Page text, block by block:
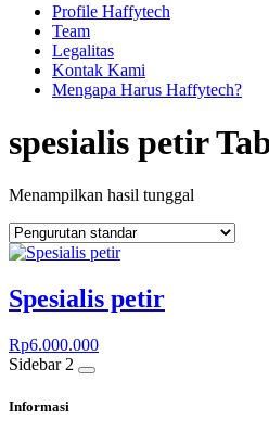
Profile Haffytech
Team
Legalitas
Kontak Kami
Mengapa Harus Haffytech?
spesialis petir
Menampilkan hasil tunggal
Spesialis petir
Rp6.000.000
Sidebar 2
Informasi